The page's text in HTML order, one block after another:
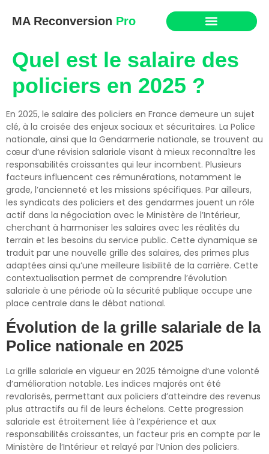
MA Reconversion Pro
Quel est le salaire des
policiers en 2025 ?
En 2025, le salaire des policiers en France demeure un sujet
clé, à la croisée des enjeux sociaux et sécuritaires. La Police
nationale, ainsi que la Gendarmerie nationale, se trouvent au
cœur d’une révision salariale visant à mieux reconnaître les
responsabilités croissantes qui leur incombent. Plusieurs
facteurs influencent ces rémunérations, notamment le
grade, l’ancienneté et les missions spécifiques. Par ailleurs,
les syndicats des policiers et des gendarmes jouent un rôle
actif dans la négociation avec le Ministère de l’Intérieur,
cherchant à harmoniser les salaires avec les réalités du
terrain et les besoins du service public. Cette dynamique se
traduit par une nouvelle grille des salaires, des primes plus
adaptées ainsi qu’une meilleure lisibilité de la carrière. Cette
contextualisation permet de comprendre l’évolution
salariale à une période où la sécurité publique occupe une
place centrale dans le débat national.
Évolution de la grille salariale de la
Police nationale en 2025
La grille salariale en vigueur en 2025 témoigne d’une volonté
d’amélioration notable. Les indices majorés ont été
revalorisés, permettant aux policiers d’atteindre des revenus
plus attractifs au fil de leurs échelons. Cette progression
salariale est étroitement liée à l’expérience et aux
responsabilités croissantes, un facteur pris en compte par le
Ministère de l’Intérieur et relayé par l’Union des policiers.